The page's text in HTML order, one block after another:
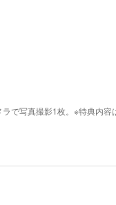
で写真撮影1枚。※特典内容